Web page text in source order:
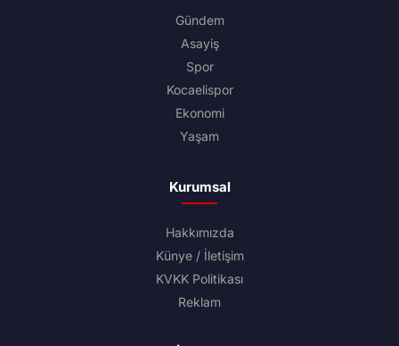
Gündem
Asayiş
Spor
Kocaelispor
Ekonomi
Yaşam
Kurumsal
Hakkımızda
Künye / İletişim
KVKK Politikası
Reklam